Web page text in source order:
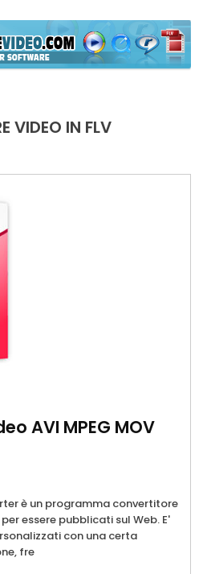
VIDEO IN FLV
AVI MPEG MOV
è un programma convertitore
essere pubblicati sul Web. E'
con una certa
fre